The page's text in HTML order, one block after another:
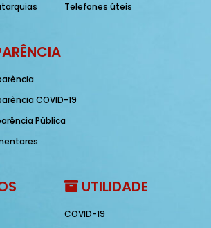
Telefones úteis
COVID-19
Pública
UTILIDADE
COVID-19